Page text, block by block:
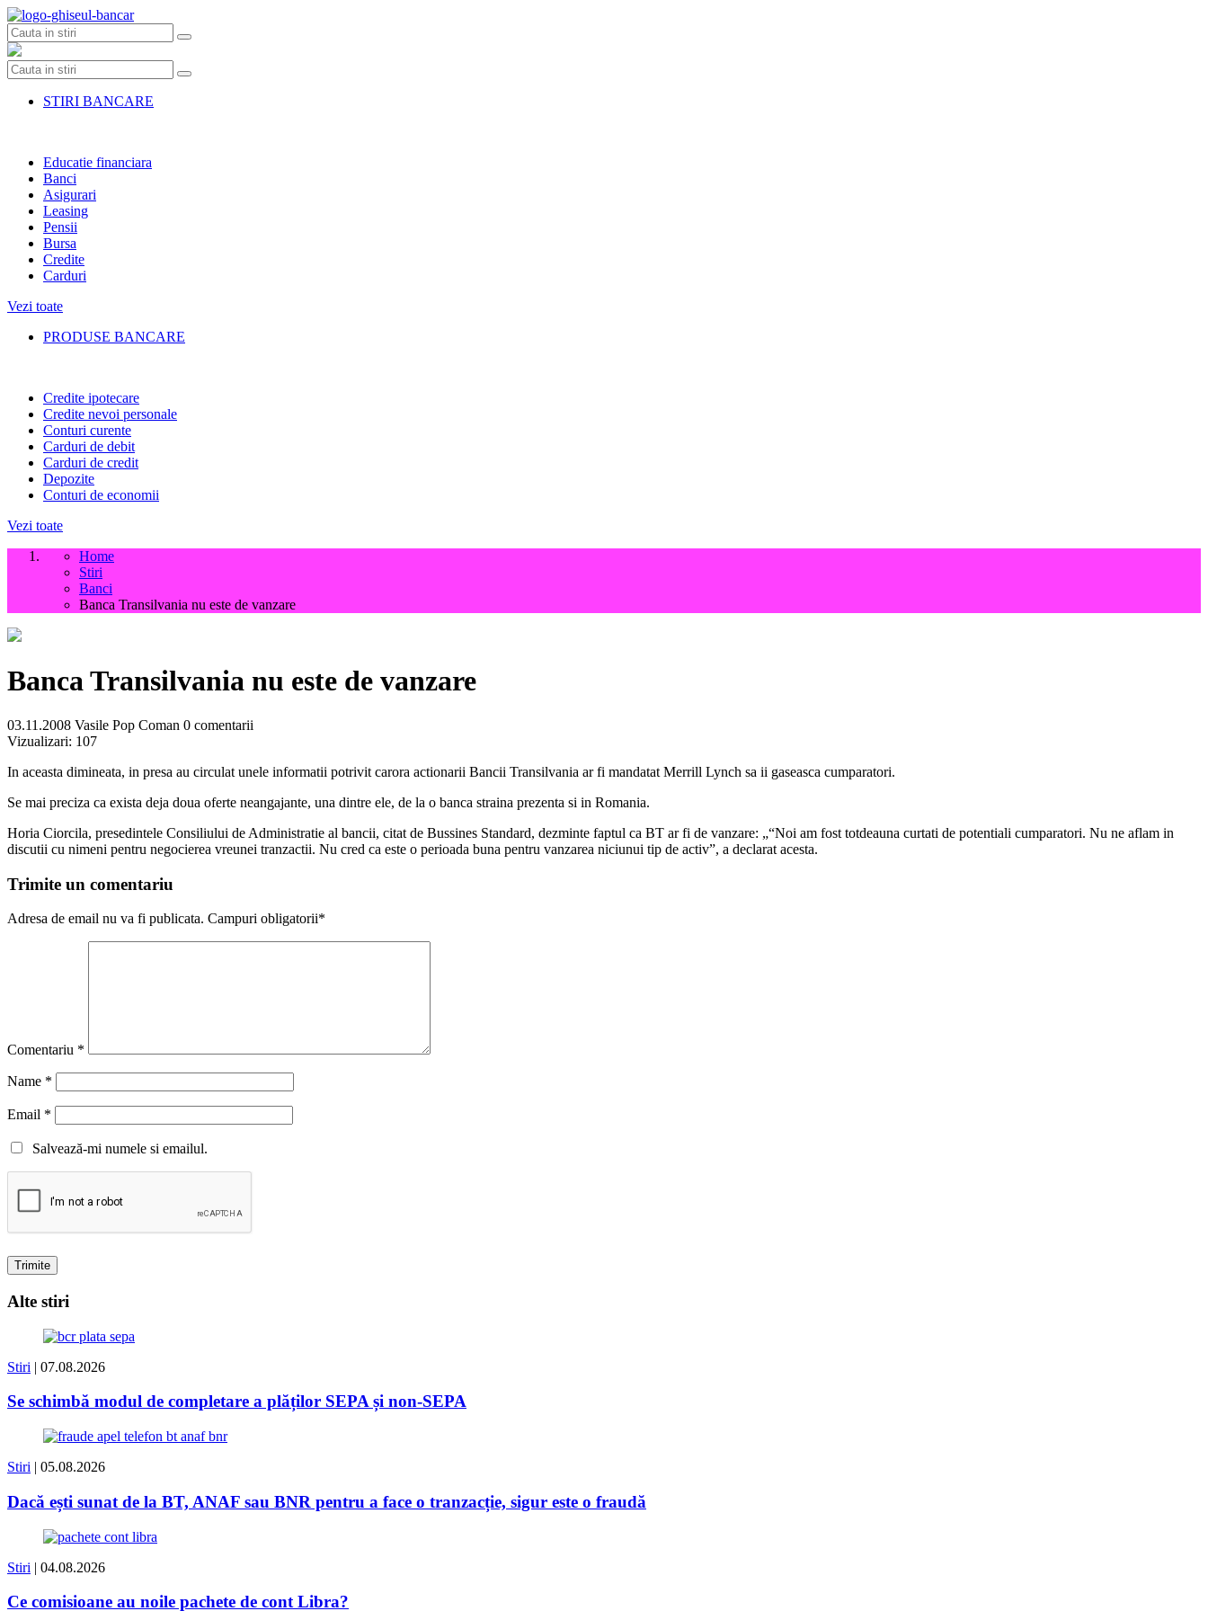
Skip
to
content
STIRI BANCARE
Educatie financiara
Banci
Asigurari
Leasing
Pensii
Bursa
Credite
Carduri
Vezi toate
PRODUSE BANCARE
Credite ipotecare
Credite nevoi personale
Conturi curente
Carduri de debit
Carduri de credit
Depozite
Conturi de economii
Vezi toate
Home
Stiri
Banci
Banca Transilvania nu este de vanzare
Banca Transilvania nu este de vanzare
03.11.2008 Vasile Pop Coman 0 comentarii
Vizualizari: 107
In aceasta dimineata, in presa au circulat unele informatii potrivit carora actionarii Bancii Transilvania ar fi mandatat Merrill Lynch sa ii gaseasca cumparatori.
Se mai preciza ca exista deja doua oferte neangajante, una dintre ele, de la o banca straina prezenta si in Romania.
Horia Ciorcila, presedintele Consiliului de Administratie al bancii, citat de Bussines Standard, dezminte faptul ca BT ar fi de vanzare: „“Noi am fost totdeauna curtati de potentiali cumparatori. Nu ne aflam in
discutii cu nimeni pentru negocierea vreunei tranzactii. Nu cred ca este o perioada buna pentru vanzarea niciunui tip de activ”, a declarat acesta.
Trimite un comentariu
Adresa de email nu va fi publicata. Campuri obligatorii*
Comentariu *
Name *
Email *
Salvează-mi numele si emailul.
Alte stiri
Stiri | 07.08.2026
Se schimbă modul de completare a plăților SEPA și non-SEPA
Stiri | 05.08.2026
Dacă ești sunat de la BT, ANAF sau BNR pentru a face o tranzacție, sigur este o fraudă
Stiri | 04.08.2026
Ce comisioane au noile pachete de cont Libra?